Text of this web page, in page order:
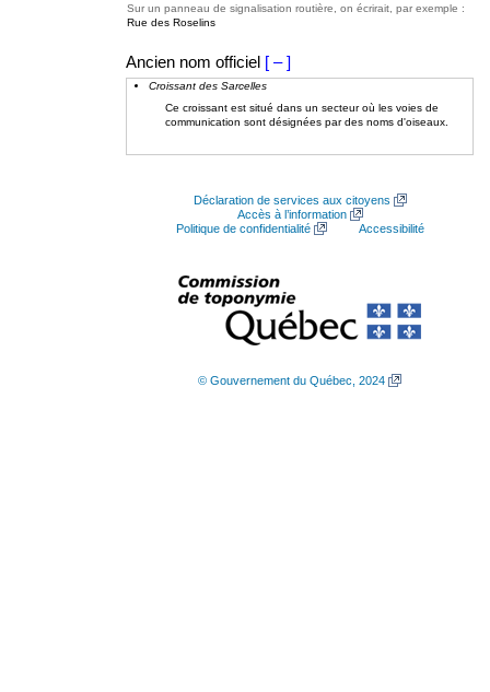
Sur un panneau de signalisation routière, on écrirait, par exemple :
Rue des Roselins
Ancien nom officiel [ – ]
Croissant des Sarcelles
Ce croissant est situé dans un secteur où les voies de
communication sont désignées par des noms d'oiseaux.
Déclaration de services aux citoyens
Accès à l’information
Politique de confidentialité
Accessibilité
© Gouvernement du Québec, 2024